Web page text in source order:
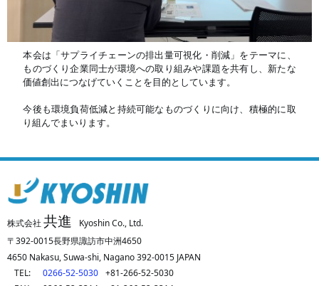
本会は「サプライチェーンの排出量可視化・削減」をテーマに、
ものづくり企業同士が環境への取り組みや課題を共有し、 新たな
価値創出につなげていくことを目的としています。
今後も環境負荷低減と持続可能なものづくりに向け、 積極的に取
り組んでまいります。
株式会社共進
Kyoshin Co., Ltd.
〒392-0015長野県諏訪市中洲4650
4650 Nakasu, Suwa-shi, Nagano 392-0015 JAPAN
TEL:
0266-52-5030 +81-266-52-5030